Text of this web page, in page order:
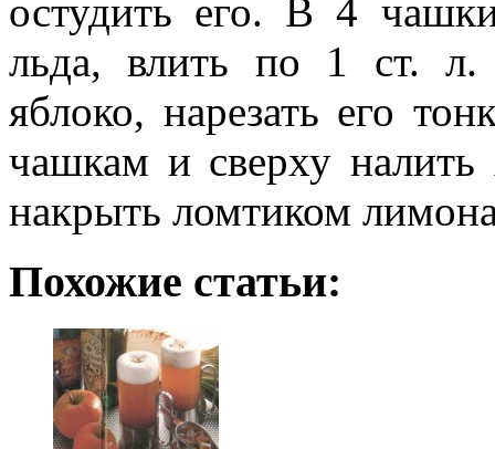
остудить его. В 4
льда, влить по 1 ст. л.
яблоко, нарезать его
чашкам и сверху
накрыть ломтиком
Похожие статьи: